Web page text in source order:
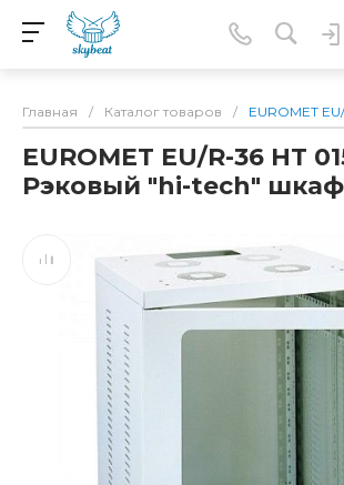
Главная / Каталог товаров / EUROMET
EUROMET EU/R-36 HT
Рэковый "hi-tech"